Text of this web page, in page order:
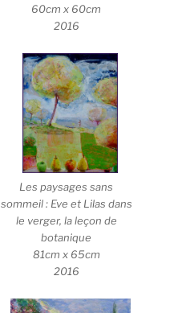
60cm x 60cm
2016
Les paysages sans
sommeil : Eve et Lilas dans
le verger, la leçon de
botanique
81cm x 65cm
2016